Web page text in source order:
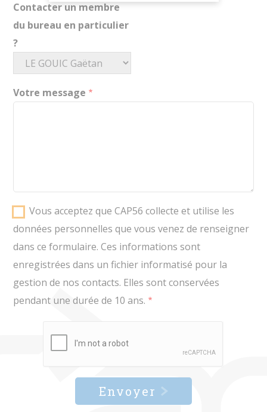
Contacter un membre
du bureau en particulier
?
Votre message
Vous acceptez que CAP56 collecte et utilise les
données personnelles que vous venez de renseigner
dans ce formulaire. Ces informations sont
enregistrées dans un fichier informatisé pour la
gestion de nos contacts. Elles sont conservées
pendant une durée de 10 ans.